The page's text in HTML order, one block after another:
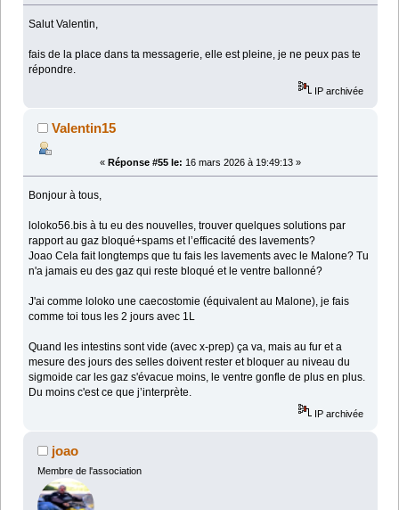
Salut Valentin,
fais de la place dans ta messagerie, elle est pleine, je ne peux pas te
répondre.
IP archivée
Valentin15
« Réponse #55 le: 16 mars 2026 à 19:49:13 »
Bonjour à tous,
loloko56.bis à tu eu des nouvelles, trouver quelques solutions par
rapport au gaz bloqué+spams et l’efficacité des lavements?
Joao Cela fait longtemps que tu fais les lavements avec le Malone? Tu
n'a jamais eu des gaz qui reste bloqué et le ventre ballonné?
J'ai comme loloko une caecostomie (équivalent au Malone), je fais
comme toi tous les 2 jours avec 1L
Quand les intestins sont vide (avec x-prep) ça va, mais au fur et a
mesure des jours des selles doivent rester et bloquer au niveau du
sigmoide car les gaz s'évacue moins, le ventre gonfle de plus en plus.
Du moins c'est ce que j’interprète.
IP archivée
joao
Membre de l'association